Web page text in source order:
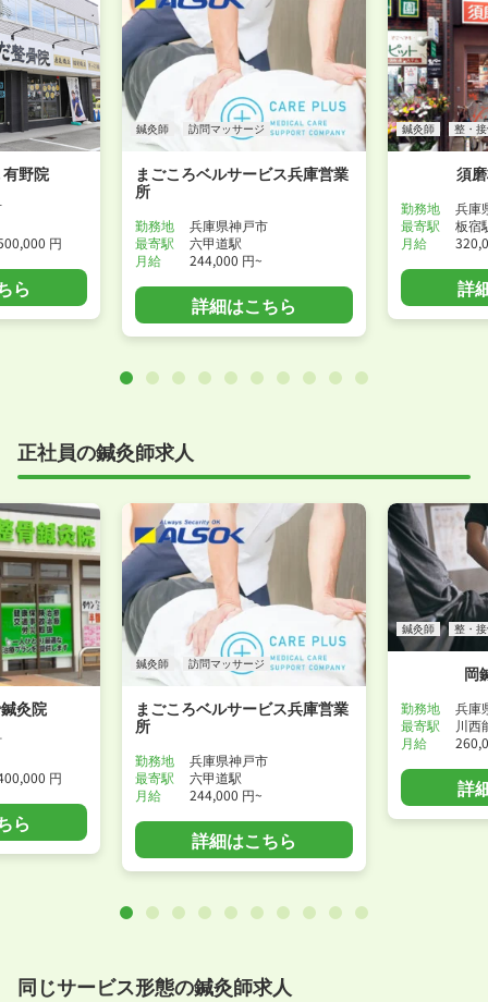
野院
円
ら
鍼灸師 訪問マッサージ
まごころベルサービス兵庫営業
所
勤務地
兵庫県神戸市
最寄駅
六甲道駅
月給
244,000 円~
詳細はこちら
鍼灸師 整・
須
勤務地
兵庫
最寄駅
板宿
月給
詳
正社員の鍼灸師求人
灸院
円
ら
鍼灸師 訪問マッサージ
まごころベルサービス兵庫営業
所
勤務地
兵庫県神戸市
最寄駅
六甲道駅
月給
244,000 円~
詳細はこちら
鍼灸師 整・
岡
勤務地
兵庫
最寄駅
川西
月給
詳
同じサービス形態の鍼灸師求人